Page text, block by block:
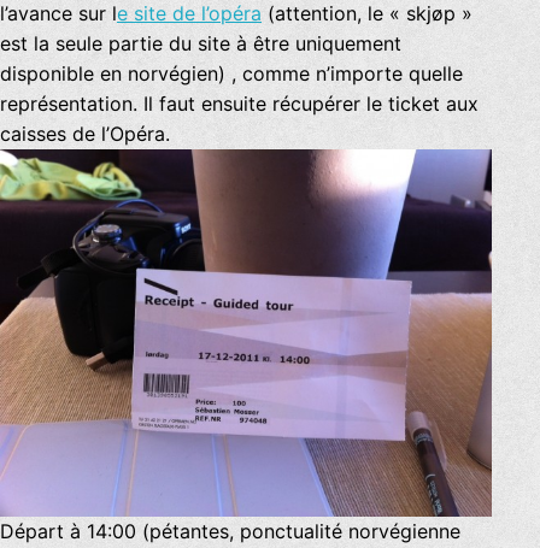
l’avance sur le site de l’opéra (attention, le « skjøp »
est la seule partie du site à être uniquement
disponible en norvégien) , comme n’importe quelle
représentation. Il faut ensuite récupérer le ticket aux
caisses de l’Opéra.
Départ à 14:00 (pétantes, ponctualité norvégienne